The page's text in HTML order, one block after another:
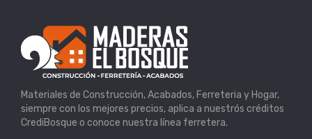
Materiales de Construcción, Acabados, Ferreteria y Hogar,
siempre con los mejores precios, aplica a nuestrós créditos
CrediBosque o conoce nuestra línea ferretera.